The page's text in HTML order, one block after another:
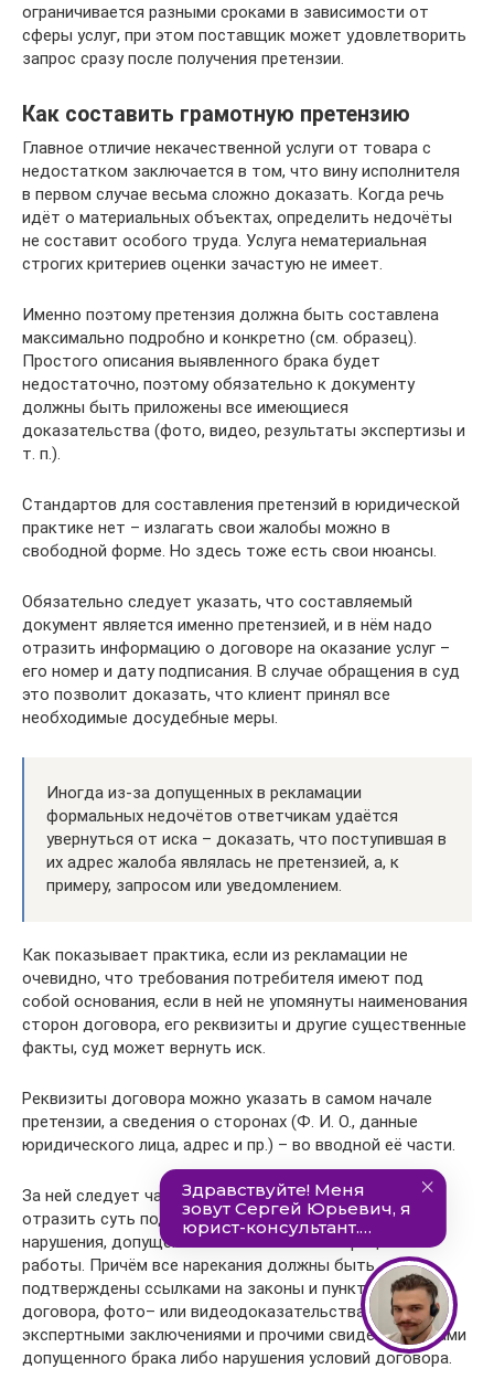
ограничивается разными сроками в зависимости от
сферы услуг, при этом поставщик может удовлетворить
запрос сразу после получения претензии.
Как составить грамотную претензию
Главное отличие некачественной услуги от товара с
недостатком заключается в том, что вину исполнителя
в первом случае весьма сложно доказать. Когда речь
идёт о материальных объектах, определить недочёты
не составит особого труда. Услуга нематериальная
строгих критериев оценки зачастую не имеет.
Именно поэтому претензия должна быть составлена
максимально подробно и конкретно (см. образец).
Простого описания выявленного брака будет
недостаточно, поэтому обязательно к документу
должны быть приложены все имеющиеся
доказательства (фото, видео, результаты экспертизы и
т. п.).
Стандартов для составления претензий в юридической
практике нет – излагать свои жалобы можно в
свободной форме. Но здесь тоже есть свои нюансы.
Обязательно следует указать, что составляемый
документ является именно претензией, и в нём надо
отразить информацию о договоре на оказание услуг –
его номер и дату подписания. В случае обращения в суд
это позволит доказать, что клиент принял все
необходимые досудебные меры.
Иногда из-за допущенных в рекламации
формальных недочётов ответчикам удаётся
увернуться от иска – доказать, что поступившая в
их адрес жалоба являлась не претензией, а, к
примеру, запросом или уведомлением.
Как показывает практика, если из рекламации не
очевидно, что требования потребителя имеют под
собой основания, если в ней не упомянуты наименования
сторон договора, его реквизиты и другие существенные
факты, суд может вернуть иск.
Реквизиты договора можно указать в самом начале
претензии, а сведения о сторонах (Ф. И. О., данные
юридического лица, адрес и пр.) – во вводной её части.
За ней следует часть описательная, в которой нужно
отразить суть подписанного договора и указать
нарушения, допущенные исполнителем в процессе
работы. Причём все нарекания должны быть
подтверждены ссылками на законы и пункты самого
договора, фото– или видеодоказательствами,
экспертными заключениями и прочими свидетельствами
допущенного брака либо нарушения условий договора.